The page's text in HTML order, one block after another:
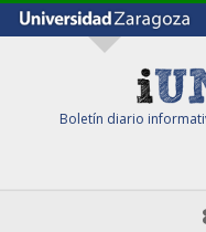
Boletín diario